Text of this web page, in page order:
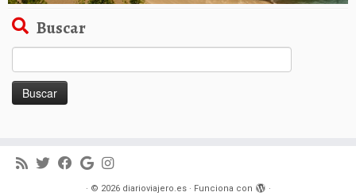
Buscar
· © 2026 diarioviajero.es· Funciona con
·